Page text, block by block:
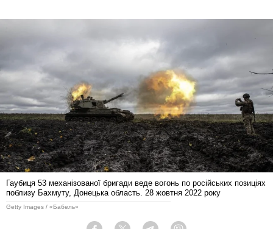
Гаубиця 53 механізованої бригади веде вогонь по російських позиціях
поблизу Бахмуту, Донецька область. 28 жовтня 2022 року
Getty Images / «Бабель»